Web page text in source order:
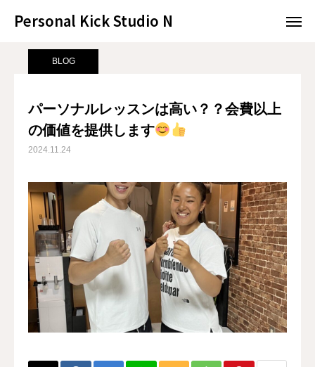
Personal Kick Studio N
サンプルページ BLOG パーソナルレッスンは高い？？会費以上の価値を提供します
BLOG
パーソナルレッスンは高い？？会費以上
の価値を提供します
2024.11.24
Personal Kick Studio N
BLOG
RESERVATION
CONCEPT
MENU
ACCESS